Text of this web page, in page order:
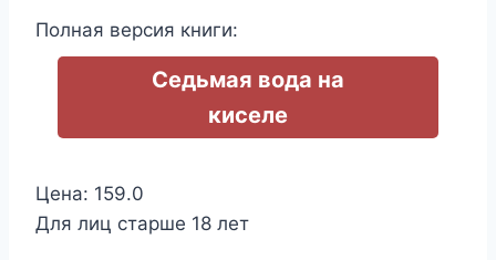
Полная версия книги:
Седьмая вода на
киселе
Цена: 159.0
Для лиц старше 18 лет